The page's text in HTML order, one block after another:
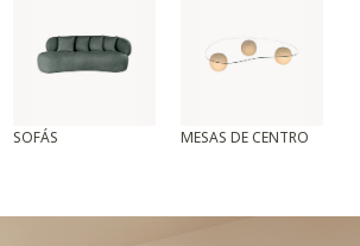
SOFÁS MESAS DE CENTRO